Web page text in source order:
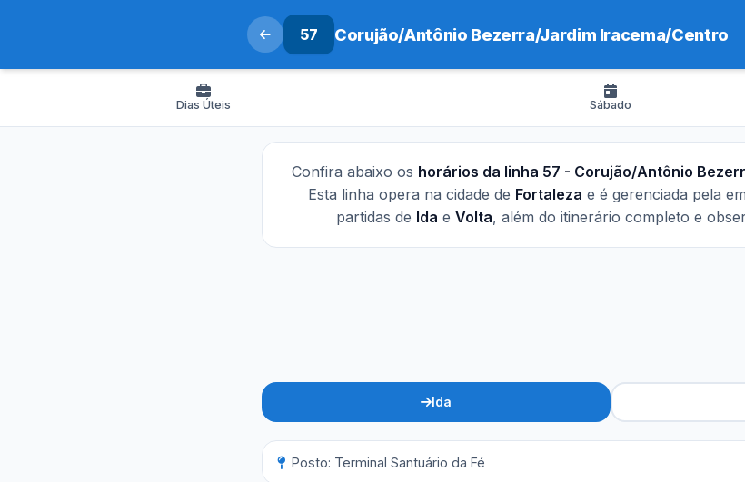
57 Corujão/Antônio Bezerra/Jardim Iracema/Centro
Dias Úteis Sábado
Confira abaixo os horários da linha 57 - Corujão/Antônio
Esta linha opera na cidade de Fortaleza e é gerenciada pela
partidas de Ida e Volta, além do itinerário completo e
Ida
Posto: Terminal Santuário da Fé